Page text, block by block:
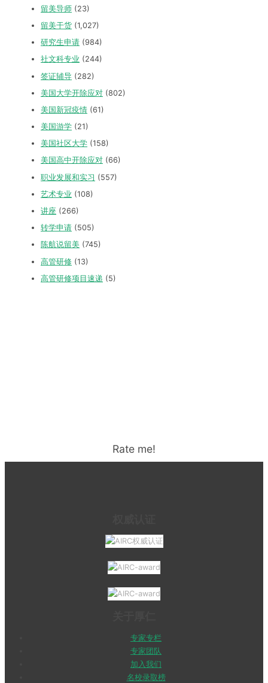
留美导师 (23)
留美干货 (1,027)
研究生申请 (984)
社文科专业 (244)
签证辅导 (282)
美国大学开除应对 (802)
美国新冠疫情 (61)
美国游学 (21)
美国社区大学 (158)
美国高中开除应对 (66)
职业发展和实习 (557)
艺术专业 (108)
讲座 (266)
转学申请 (505)
陈航说留美 (745)
高管研修 (13)
高管研修项目速递 (5)
Rate me!
专家专栏
专家团队
加入我们
名校录取榜